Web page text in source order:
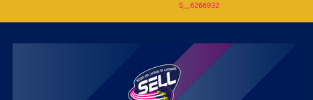
S__6266932